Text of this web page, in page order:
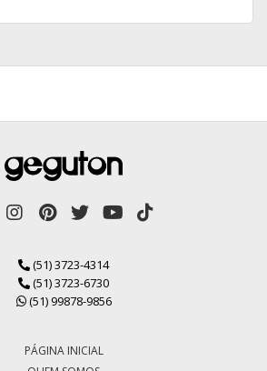
(51) 3723-4314
(51) 3723-6730
(51) 99878-9856
PÁGINA INICIAL